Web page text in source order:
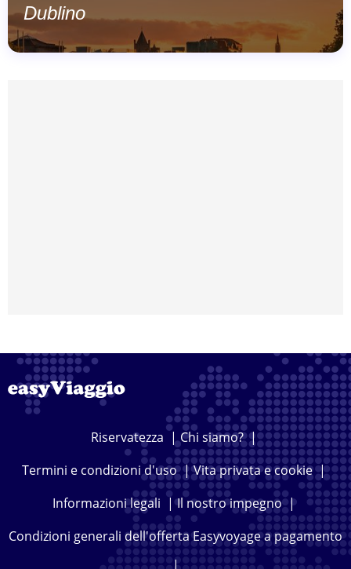
Dublino
Riservatezza |Chi siamo?|
Termini e condizioni d'uso|Vita privata e cookie|
Informazioni legali |Il nostro impegno|
Condizioni generali dell'offerta Easyvoyage a pagamento
|